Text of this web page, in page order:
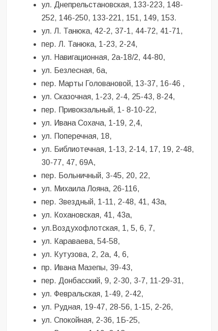
ул. Днепрельстановская, 133-223, 148-
252, 146-250, 133-221, 151, 149, 153.
ул. Л. Танюка, 42-2, 37-1, 44-72, 41-71,
пер. Л. Танюка, 1-23, 2-24,
ул. Навигационная, 2а-18/2, 44-80,
ул. Безлесная, 6а,
пер. Марты Головановой, 13-37, 16-46 ,
ул. Сказочная, 1-23, 2-4, 25-43, 8-24,
пер. Привокзальный, 1- 8-10-22,
ул. Ивана Сохача, 1-19, 2,4,
ул. Поперечная, 18,
ул. Библиотечная, 1-13, 2-14, 17, 19, 2-48,
30-77, 47, 69А,
пер. Больничный, 3-45, 20, 22,
ул. Михаила Лояна, 26-116,
пер. Звездный, 1-11, 2-48, 41, 43а,
ул. Кохановская, 41, 43а,
ул.Воздухофлотская, 1, 5, 6, 7,
ул. Караваева, 54-58,
ул. Кутузова, 2, 2а, 4, 6,
пр. Ивана Мазепы, 39-43,
пер. Донбасский, 9, 2-30, 3-7, 11-29-31,
ул. Февральская, 1-49, 2-42,
ул. Рудная, 19-47, 28-56, 1-15, 2-26,
ул. Спокойная, 2-36, 1Б-25,